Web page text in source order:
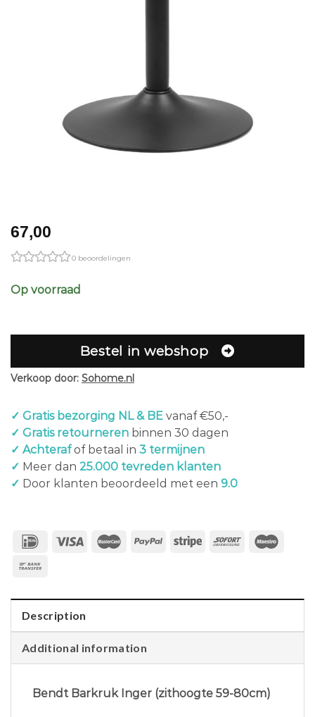
67,00
0 beoordelingen
Op voorraad
Bestel in webshop
Verkoop door: Sohome.nl
✓ Gratis bezorging NL & BE vanaf €50,-
✓ Gratis retourneren binnen 30 dagen
✓ Achterafof betaal in 3 termijnen
✓ Meer dan 25.000 tevreden klanten
✓ Door klanten beoordeeld met een 9.0
Description
Additional information
Bendt Barkruk Inger (zithoogte 59-80cm)